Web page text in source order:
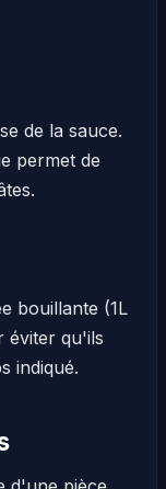
de la sauce.
permet de
bouillante (1L
éviter qu'ils
indiqué.